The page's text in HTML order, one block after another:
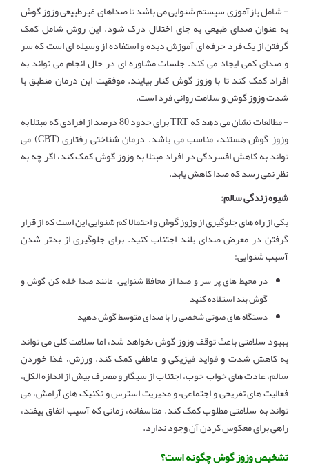
- شامل بازآموزی سیستم شنوایی می باشد تا صداهای غیرطبیعی وزوز گوش
به عنوان صدای طبیعی به جای اختلال درک شود. این روش شامل کمک
گرفتن از یک فرد حرفه ای آموزش دیده و استفاده از وسیله ای است که سر
و صدای کمی ایجاد می کند. جلسات مشاوره ای در حال انجام می تواند به
افراد کمک کند تا با وزوز گوش کنار بیایند. موفقیت این درمان منطبق با
شدت وزوز گوش و سلامت روانی فرد است.
- مطالعات نشان می دهد که TRT برای حدود 80 درصد از افرادی که مبتلا به
وزوز گوش هستند، مناسب می باشد. درمان شناختی رفتاری (CBT) می
تواند به کاهش افسردگی در افراد مبتلا به وزوز گوش کمک کند، اگر چه به
نظر نمی رسد که صدا کاهش یابد.
شیوه زندگی سالم:
یکی از راه های جلوگیری از وزوز گوش و احتمالا کم شنوایی این است که از قرار
گرفتن در معرض صدای بلند اجتناب کنید. برای جلوگیری از بدتر شدن
آسیب شنوایی:
در محیط های پر سر و صدا از محافظ شنوایی، مانند صدا خفه کن گوش و
گوش بند استفاده کنید
دستگاه های صوتی شخصی را با صدای متوسط گوش دهید
بهبود سلامتی باعث توقف وزوز گوش نخواهد شد، اما سلامت کلی می تواند
به کاهش شدت و فواید فیزیکی و عاطفی کمک کند. ورزش، غذا خوردن
سالم، عادت های خواب خوب، اجتناب از سیگار و مصرف بیش از اندازه الکل،
فعالیت های تفریحی و اجتماعی، و مدیریت استرس و تکنیک های آرامش، می
تواند به سلامتی مطلوب کمک کند. متاسفانه، زمانی که آسیب اتفاق بیفتد،
راهی برای معکوس کردن آن وجود ندارد.
تشخیص وزوز گوش چگونه است؟